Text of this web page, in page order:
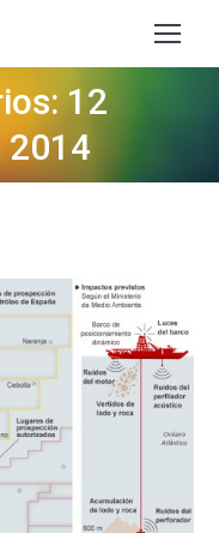
12
2014